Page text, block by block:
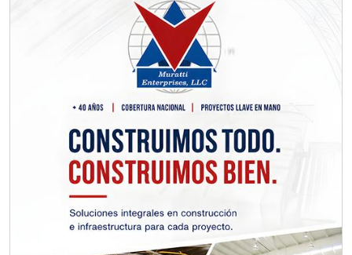
crédito acordes a las políticas del
grupo, contar con instalaciones
cercanas a la región y otorgar
referencias comerciales.
Aplicar al Requerimiento
Empresa en Querétaro
Requiere:
TORNILLERÍA INDUSTRIAL